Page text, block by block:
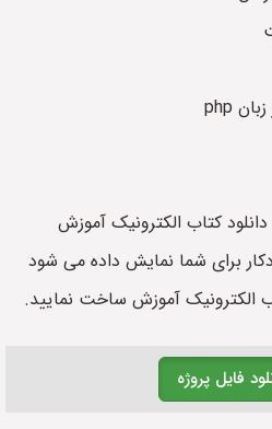
کتاب الکترونیک آموزش
برای شما نمایش داده می شود
الکترونیک آموزش ساخت نمایید.
فایل پروژه